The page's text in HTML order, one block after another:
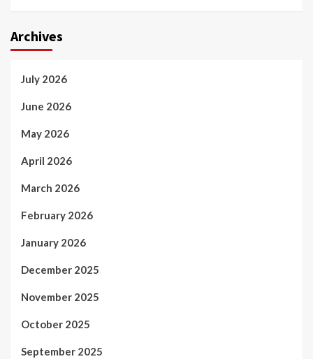
Archives
July 2026
June 2026
May 2026
April 2026
March 2026
February 2026
January 2026
December 2025
November 2025
October 2025
September 2025